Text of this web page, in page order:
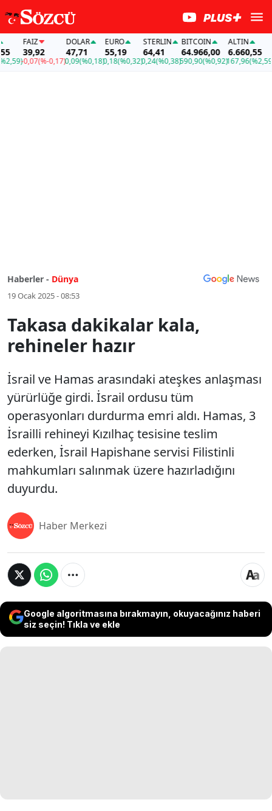
(%-0,17)
DOLAR
47,71
0,09(%0,18)
EURO
55,19
0,18(%0,32)
STERLIN
64,41
0,24(%0,38)
BITCOIN
64.966,00
590,90(%0,92)
ALTIN
6.660,55
167,96(%2,59)
FAİZ
39,92
-0,07(%-
Haberler - Dünya
19 Ocak 2025 - 08:53
Takasa dakikalar kala,
rehineler hazır
İsrail ve Hamas arasındaki ateşkes anlaşması
yürürlüğe girdi. İsrail ordusu tüm
operasyonları durdurma emri aldı. Hamas, 3
İsrailli rehineyi Kızılhaç tesisine teslim
ederken, İsrail Hapishane servisi Filistinli
mahkumları salınmak üzere hazırladığını
duyurdu.
Haber Merkezi
Google algoritmasına bırakmayın, okuyacağınız haberi
siz seçin! Tıkla ve ekle